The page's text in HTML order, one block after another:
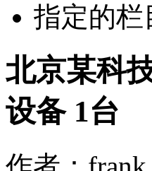
指定的栏
北京某科
设备 1台